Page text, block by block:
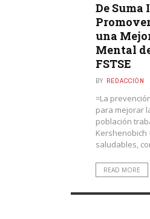
De
una
Mental
FSTSE
BY REDACCIÓN
=La
para mejorar
población
Kershenobich
saludables,
READ MORE